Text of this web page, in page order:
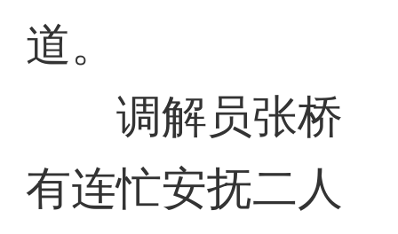
道。
调解员张桥
有连忙安抚二人